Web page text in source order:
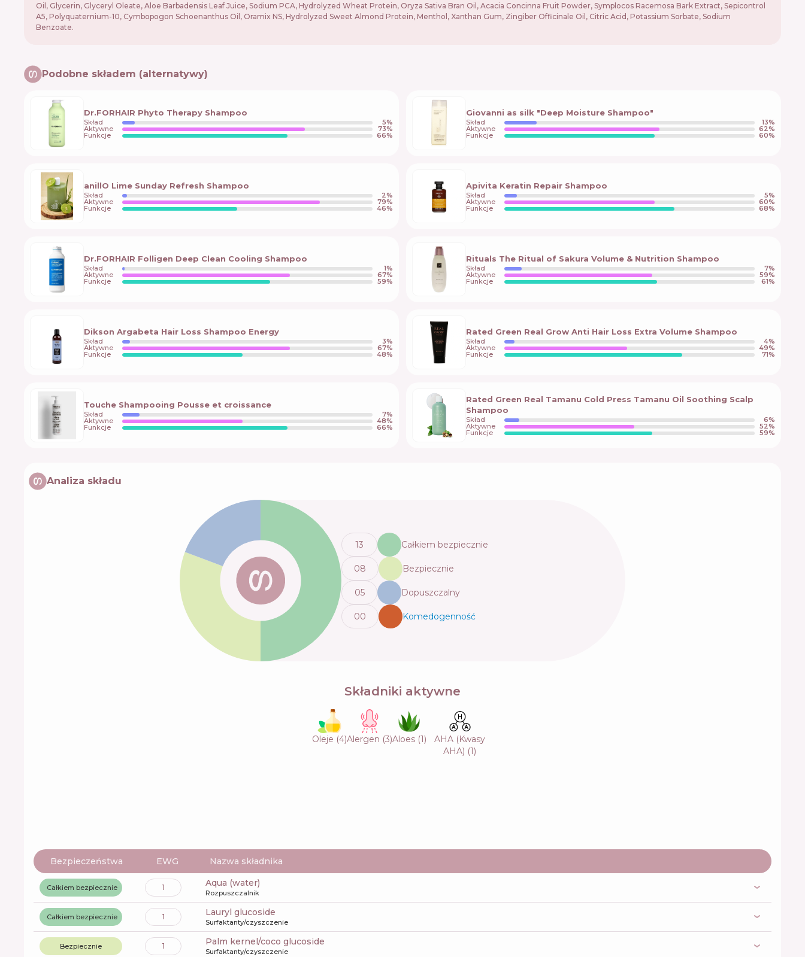
Oil, Glycerin, Glyceryl Oleate, Aloe Barbadensis Leaf Juice, Sodium PCA, Hydrolyzed Wheat Protein, Oryza Sativa Bran Oil, Acacia Concinna Fruit Powder, Symplocos Racemosa Bark Extract, Sepicontrol
A5, Polyquaternium-10, Cymbopogon Schoenanthus Oil, Oramix NS, Hydrolyzed Sweet Almond Protein, Menthol, Xanthan Gum, Zingiber Officinale Oil, Citric Acid, Potassium Sorbate, Sodium
Benzoate.
Podobne składem (alternatywy)
Dr.FORHAIR Phyto Therapy Shampoo
Skład 5%
Aktywne 73%
Funkcje 66%
Giovanni as silk "Deep Moisture Shampoo"
Skład 13%
Aktywne 62%
Funkcje 60%
anillO Lime Sunday Refresh Shampoo
Skład 2%
Aktywne 79%
Funkcje 46%
Apivita Keratin Repair Shampoo
Skład 5%
Aktywne 60%
Funkcje 68%
Dr.FORHAIR Folligen Deep Clean Cooling Shampoo
Skład 1%
Aktywne 67%
Funkcje 59%
Rituals The Ritual of Sakura Volume & Nutrition Shampoo
Skład 7%
Aktywne 59%
Funkcje 61%
Dikson Argabeta Hair Loss Shampoo Energy
Skład 3%
Aktywne 67%
Funkcje 48%
Rated Green Real Grow Anti Hair Loss Extra Volume Shampoo
Skład 4%
Aktywne 49%
Funkcje 71%
Touche Shampooing Pousse et croissance
Skład 7%
Aktywne 48%
Funkcje 66%
Rated Green Real Tamanu Cold Press Tamanu Oil Soothing Scalp
Shampoo
Skład 6%
Aktywne 52%
Funkcje 59%
Analiza składu
13 Całkiem bezpiecznie
08 Bezpiecznie
05 Dopuszczalny
00 Komedogenność
Składniki aktywne
Oleje (4)Alergen (3)Aloes(1)
AHA (Kwasy
AHA) (1)
Bezpieczeństwa EWG Nazwa składnika
Całkiem bezpiecznie 1 aqua (water)
Rozpuszczalnik
Całkiem bezpiecznie 1 lauryl glucoside
Surfaktanty/czyszczenie
Bezpiecznie 1 palm kernel/coco glucoside
Surfaktanty/czyszczenie